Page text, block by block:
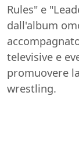
Rules" e
dall'album
televisive e
promuovere
wrestling.